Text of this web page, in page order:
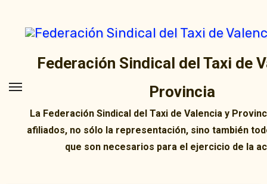
contenido
Federación Sindical del Taxi de
Provincia
La Federación Sindical del Taxi de Valencia y
afiliados, no sólo la representación, sino también
que son necesarios para el ejercicio de la